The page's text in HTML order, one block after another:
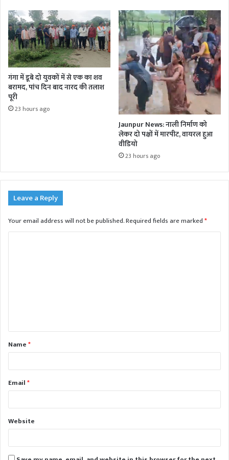
गंगा में डूबे दो युवकों में से एक का शव
बरामद, पांच दिन बाद नारद की तलाश
पूरी
23 hours ago
Jaunpur News: नाली निर्माण को
लेकर दो पक्षों में मारपीट, वायरल हुआ
वीडियो
23 hours ago
Leave a Reply
Your email address will not be published.Required fields are marked*
t
*Name*
Email*
Website